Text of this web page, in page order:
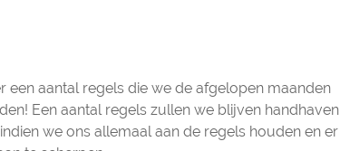
een aantal regels die we de afgelopen maanden
Een aantal regels zullen we blijven handhaven
we ons allemaal aan de regels houden en er